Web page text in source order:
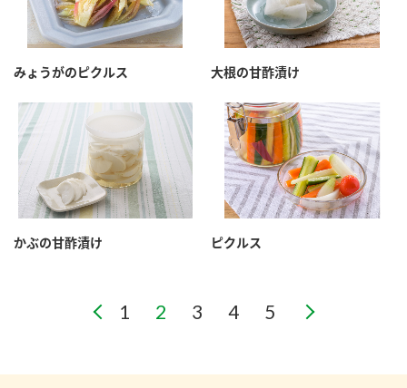
みょうがのピクルス 大根の甘酢漬け
かぶの甘酢漬け ピクルス